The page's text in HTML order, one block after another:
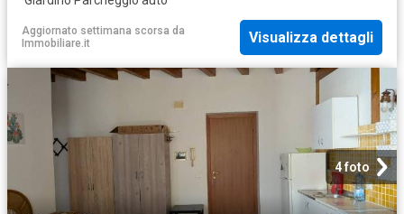
Aggiornato settimana scorsa da
Immobiliare.it
Visualizza dettagli
4 foto